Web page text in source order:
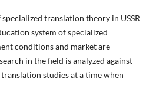
translation theory in USSR
system of specialized
conditions and market are
in the field is analyzed against
studies at a time when